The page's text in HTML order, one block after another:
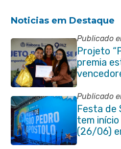
Noticias em Destaque
Publicado
Projeto
premia
de
Publicado
Festa de
tem
(26/06)
Pedras